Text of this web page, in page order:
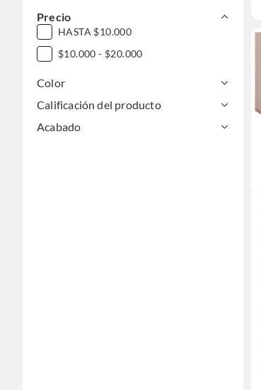
Precio
HASTA $10.000
$10.000 - $20.000
Color
Calificación del producto
Acabado